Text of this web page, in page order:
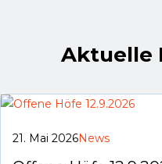
Aktuelle
21. Mai 2026News